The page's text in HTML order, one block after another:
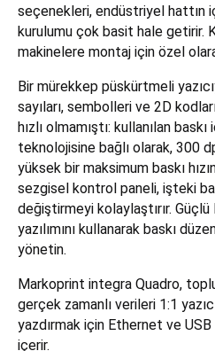
seçenekleri, endüstriyel hattın
kurulumu çok basit hale getirir.
makinelere montaj için özel
Bir mürekkep püskürtmeli
sayıları, sembolleri ve 2D
hızlı olmamıştı: kullanılan
teknolojisine bağlı olarak, 300
yüksek bir maksimum baskı
sezgisel kontrol paneli, işteki
değiştirmeyi kolaylaştırır.
yazılımını kullanarak baskı
yönetin.
Markoprint integra Quadro,
gerçek zamanlı verileri 1:1
yazdırmak için Ethernet ve
içerir.